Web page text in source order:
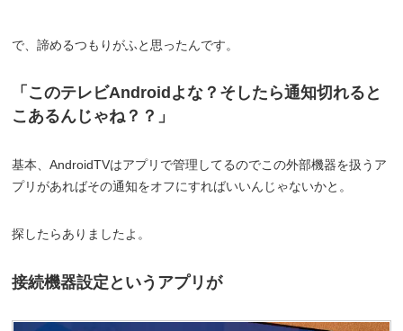
で、諦めるつもりがふと思ったんです。
「このテレビAndroidよな？そしたら通知切れると
こあるんじゃね？？」
基本、AndroidTVはアプリで管理してるのでこの外部機器を扱うア
プリがあればその通知をオフにすればいいんじゃないかと。
探したらありましたよ。
接続機器設定というアプリが